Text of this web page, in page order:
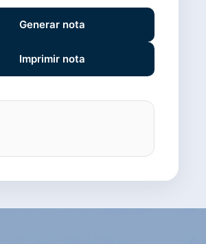
Generar nota
Imprimir nota